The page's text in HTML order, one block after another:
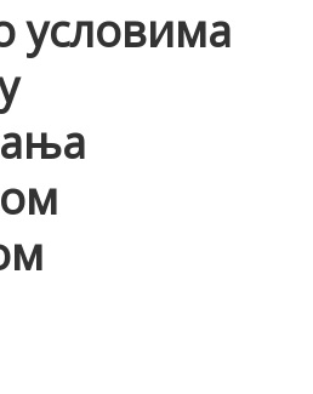
условима